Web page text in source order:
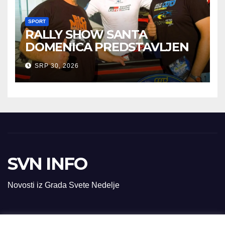
SPORT
RALLY SHOW SANTA
DOMENICA PREDSTAVLJEN
U AUSTRIJI
SRP 30, 2026
SVN INFO
Novosti iz Grada Svete Nedelje